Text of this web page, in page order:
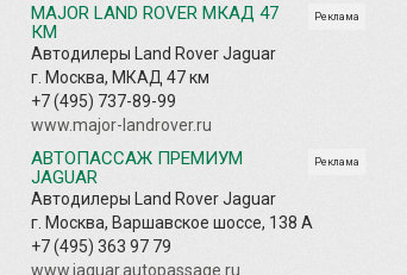
Реклама
MAJOR LAND ROVER МКАД 47
КМ
Автодилеры Land Rover Jaguar
г. Москва, МКАД 47 км
+7 (495) 737-89-99
www.major-landrover.ru
Реклама
АВТОПАССАЖ ПРЕМИУМ
JAGUAR
Автодилеры Land Rover Jaguar
г. Москва, Варшавское шоссе, 138 А
+7 (495) 363 97 79
www.jaguar.autopassage.ru